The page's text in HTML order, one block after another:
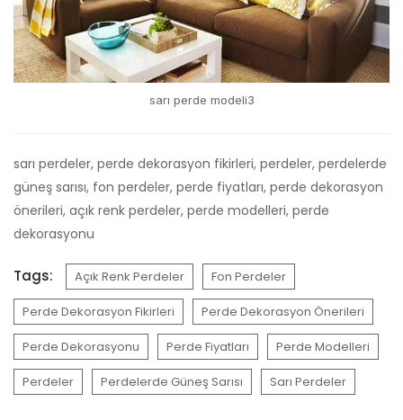
sarı perde modeli3
sarı perdeler, perde dekorasyon fikirleri, perdeler, perdelerde
güneş sarısı, fon perdeler, perde fiyatları, perde dekorasyon
önerileri, açık renk perdeler, perde modelleri, perde
dekorasyonu
Tags: Açık Renk Perdeler Fon Perdeler
Perde Dekorasyon Fikirleri Perde Dekorasyon Önerileri
Perde Dekorasyonu Perde Fiyatları Perde Modelleri
Perdeler Perdelerde Güneş Sarısı Sarı Perdeler